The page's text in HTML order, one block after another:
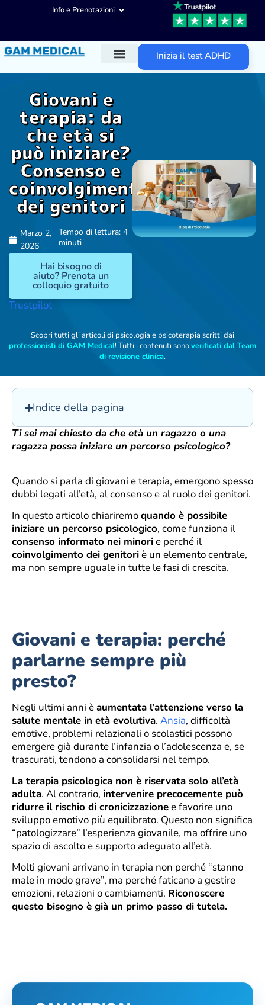
Info e Prenotazioni
Inizia il test ADHD
Giovani e
terapia: da
che età si
può iniziare?
Consenso e
coinvolgimento
dei genitori
Marzo 2,
2026
Tempo di lettura: 4
minuti
Hai bisogno di
aiuto? Prenota un
colloquio gratuito
Trustpilot
Scopri tutti gli articoli di psicologia e psicoterapia scritti dai
professionisti di GAM Medical! Tutti i contenuti sonoverificati dal Team
di revisione clinica.
Indice della pagina
Ti sei mai chiesto da che età un ragazzo o una
ragazza possa iniziare un percorso psicologico?
Quando si parla di giovani e terapia, emergono spesso
dubbi legati all’età, al consenso e al ruolo dei genitori.
In questo articolo chiariremoquando è possibile
iniziare un percorso psicologico, come funziona il
consenso informato nei minorie perché il
coinvolgimento dei genitoriè un elemento centrale,
ma non sempre uguale in tutte le fasi di crescita.
Giovani e terapia: perché
parlarne sempre più
presto?
Negli ultimi anni èaumentata l’attenzione verso la
salute mentale in età evolutiva. Ansia, difficoltà
emotive, problemi relazionali o scolastici possono
emergere già durante l’infanzia o l’adolescenza e, se
trascurati, tendono a consolidarsi nel tempo.
La terapia psicologica non è riservata solo all’età
adulta. Al contrario, intervenire precocemente può
ridurre il rischio di cronicizzazionee favorire uno
sviluppo emotivo più equilibrato. Questo non significa
“patologizzare” l’esperienza giovanile, ma offrire uno
spazio di ascolto e supporto adeguato all’età.
Molti giovani arrivano in terapia non perché “stanno
male in modo grave”, ma perché faticano a gestire
emozioni, relazioni o cambiamenti. Riconoscere
questo bisogno è già un primo passo di tutela.